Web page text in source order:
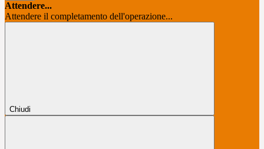
Attendere...
Attendere il completamento dell'operazione...
Chiudi